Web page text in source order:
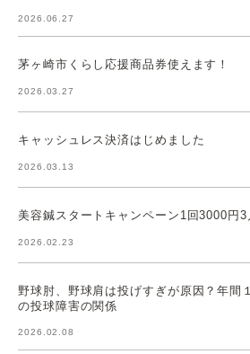
2026.06.27
茅ヶ崎市くらし応援商品券使えます！
2026.03.27
キャッシュレス決済はじめました
2026.03.13
美容鍼スタートキャンペーン1回3000円3
2026.02.23
野球肘、野球肩は投げすぎが原因？年間
の投球障害の関係
2026.02.08